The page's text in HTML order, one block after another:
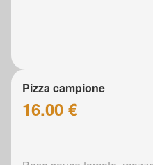
Pizza campione
16.00 €